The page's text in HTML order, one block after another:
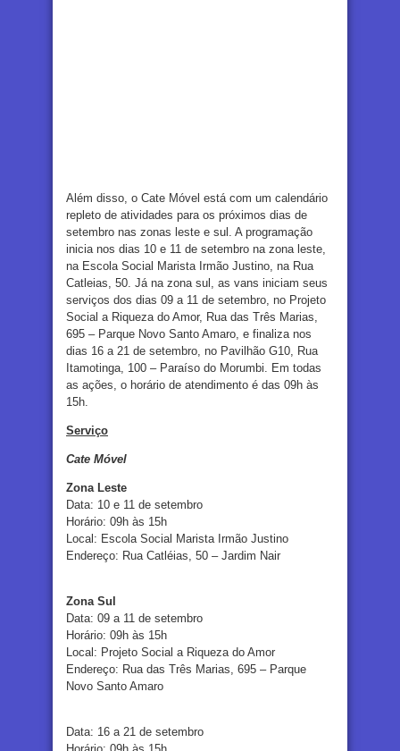
Além disso, o Cate Móvel está com um calendário
repleto de atividades para os próximos dias de
setembro nas zonas leste e sul. A programação
inicia nos dias 10 e 11 de setembro na zona leste,
na Escola Social Marista Irmão Justino, na Rua
Catleias, 50. Já na zona sul, as vans iniciam seus
serviços dos dias 09 a 11 de setembro, no Projeto
Social a Riqueza do Amor, Rua das Três Marias,
695 – Parque Novo Santo Amaro, e finaliza nos
dias 16 a 21 de setembro, no Pavilhão G10, Rua
Itamotinga, 100 – Paraíso do Morumbi. Em todas
as ações, o horário de atendimento é das 09h às
15h.
Serviço
Cate Móvel
Zona Leste
Data: 10 e 11 de setembro
Horário: 09h às 15h
Local: Escola Social Marista Irmão Justino
Endereço: Rua Catléias, 50 – Jardim Nair
Zona Sul
Data: 09 a 11 de setembro
Horário: 09h às 15h
Local: Projeto Social a Riqueza do Amor
Endereço: Rua das Três Marias, 695 – Parque
Novo Santo Amaro
Data: 16 a 21 de setembro
Horário: 09h às 15h